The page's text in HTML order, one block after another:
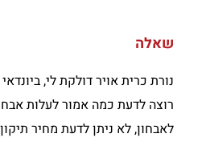
שאלה
רוצה לדעת כמה אמור לעלות
לאבחון, לא ניתן לדעת מחיר